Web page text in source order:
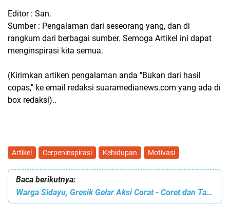
Editor : San.
Sumber : Pengalaman dari seseorang yang, dan di
rangkum dari berbagai sumber. Semoga Artikel ini dapat
menginspirasi kita semua.
(Kirimkan artiken pengalaman anda "Bukan dari hasil
copas," ke email redaksi suaramedianews.com yang ada di
box redaksi)..
Artikel Cerpeninspirasi Kehidupan Motivasi
Baca berikutnya:
Warga Sidayu, Gresik Gelar Aksi Corat - Coret dan Tanam Pohon Pisang di Jalan